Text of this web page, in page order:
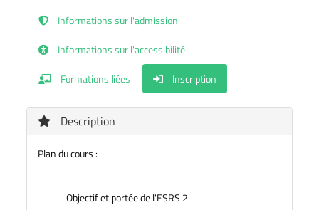
Informations sur l'admission
Informations sur l'accessibilité
Formations liées
Inscription
Description
Plan du cours :
Objectif et portée de l'ESRS 2